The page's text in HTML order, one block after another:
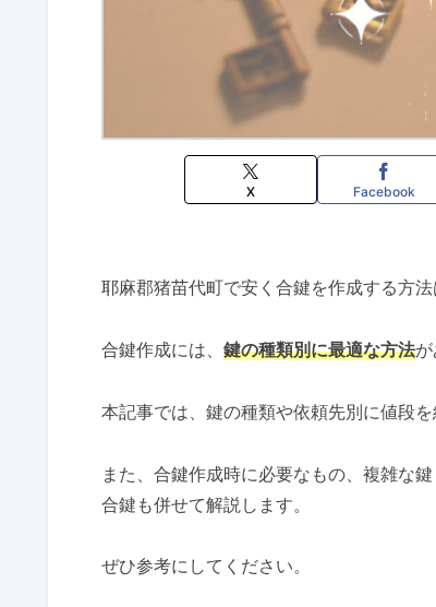
X Facebook
耶麻郡猪苗代町で安く合鍵を作成する方
合鍵作成には、 鍵の種類別に最適な方法が
本記事では、鍵の種類や依頼先別に値段
また、合鍵作成時に必要なもの、複雑な
合鍵も併せて解説します。
ぜひ参考にしてください。